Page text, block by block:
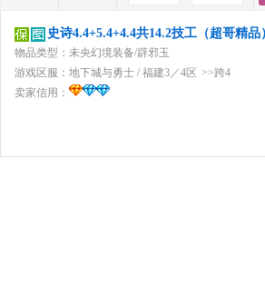
史诗4.4+5.4+4.4共14.2技工（超哥精
物品类型：未央幻境装备/辟邪玉
游戏区服： 地下城与勇士 / 福建3／4区 >>跨4
卖家信用：